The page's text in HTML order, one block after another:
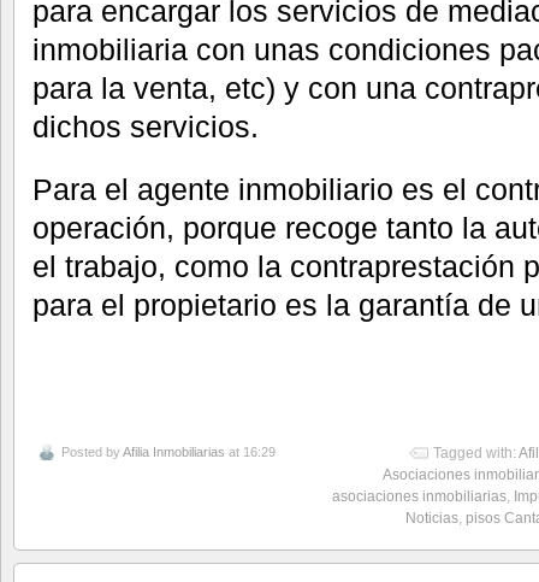
para encargar los servicios de
inmobiliaria con unas condiciones
para la venta, etc) y con una
dichos servicios.
Para el agente inmobiliario es el
operación, porque recoge tanto la
el trabajo, como la contraprestación
para el propietario es la garantía de
Posted byAfilia Inmobiliarias at 16:29 Tagged with:
Asociaciones
asociaciones inmobiliarias,
Noticias, pisos